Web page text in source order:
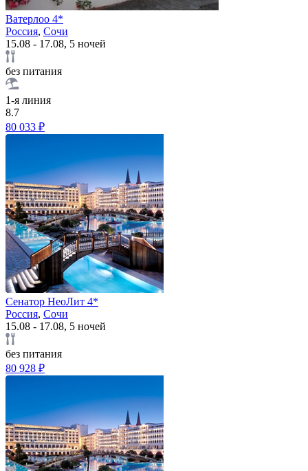
Ватерлоо 4*
Россия, Сочи
15.08 - 17.08, 5 ночей
без питания
1-я линия
8.7
80 033 ₽
Сенатор НеоЛит 4*
Россия, Сочи
15.08 - 17.08, 5 ночей
без питания
80 928 ₽